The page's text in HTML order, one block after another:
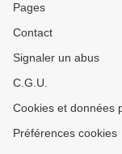
Pages
Contact
Signaler un abus
C.G.U.
Cookies et données
Préférences cookies